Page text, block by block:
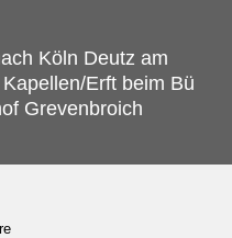
Köln Deutz am
Erft beim Bü
Grevenbroich